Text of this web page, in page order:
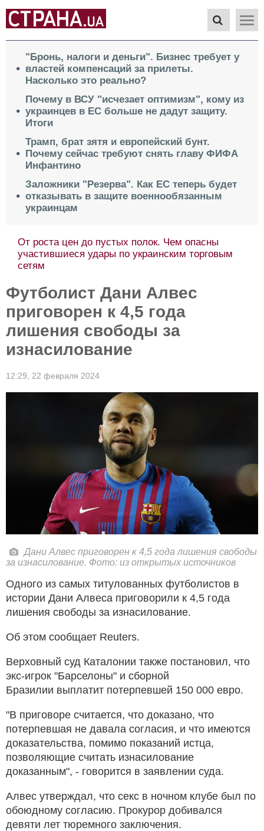
"Бронь, налоги и деньги". Бизнес требует у
властей компенсаций за прилеты.
Насколько это реально?
Почему в ВСУ "исчезает оптимизм", кому из
украинцев в ЕС больше не дадут защиту.
Итоги
Трамп, брат зятя и европейский бунт.
Почему сейчас требуют снять главу ФИФА
Инфантино
Заложники "Резерва". Как ЕС теперь будет
отказывать в защите военнообязанным
украинцам
От роста цен до пустых полок. Чем опасны
участившиеся удары по украинским торговым
сетям
Футболист Дани Алвес
приговорен к 4,5 года
лишения свободы за
изнасилование
12:29, 22 февраля 2024
Дани Алвес приговорен к 4,5 года лишения свободы
за изнасилование. Фото: из открытых источников
Одного из самых титулованных футболистов в
истории Дани Алвеса приговорили к 4,5 года
лишения свободы за изнасилование.
Об этом сообщает Reuters.
Верховный суд Каталонии также постановил, что
экс-игрок "Барселоны" и сборной
Бразилии выплатит потерпевшей 150 000 евро.
"В приговоре считается, что доказано, что
потерпевшая не давала согласия, и что имеются
доказательства, помимо показаний истца,
позволяющие считать изнасилование
доказанным", - говорится в заявлении суда.
Алвес утверждал, что секс в ночном клубе был по
обоюдному согласию. Прокурор добивался
девяти лет тюремного заключения.